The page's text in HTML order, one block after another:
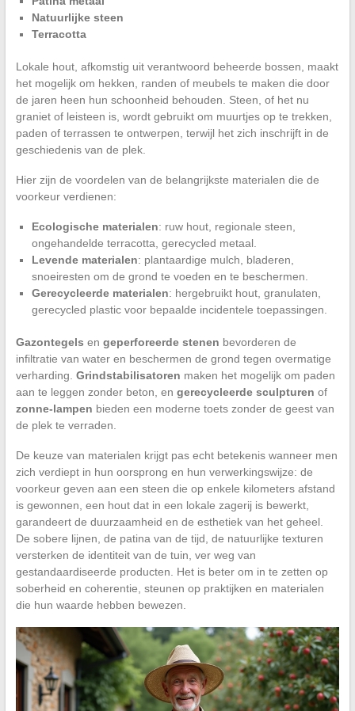
Natuurlijke steen
Terracotta
Lokale hout, afkomstig uit verantwoord beheerde bossen, maakt
het mogelijk om hekken, randen of meubels te maken die door
de jaren heen hun schoonheid behouden. Steen, of het nu
graniet of leisteen is, wordt gebruikt om muurtjes op te trekken,
paden of terrassen te ontwerpen, terwijl het zich inschrijft in de
geschiedenis van de plek.
Hier zijn de voordelen van de belangrijkste materialen die de
voorkeur verdienen:
Ecologische materialen: ruw hout, regionale steen,
ongehandelde terracotta, gerecycled metaal.
Levende materialen: plantaardige mulch, bladeren,
snoeiresten om de grond te voeden en te beschermen.
Gerecycleerde materialen: hergebruikt hout, granulaten,
gerecycled plastic voor bepaalde incidentele toepassingen.
Gazontegels en geperforeerde stenen bevorderen de
infiltratie van water en beschermen de grond tegen overmatige
verharding. Grindstabilisatoren maken het mogelijk om paden
aan te leggen zonder beton, en gerecycleerde sculpturen of
zonne-lampen bieden een moderne toets zonder de geest van
de plek te verraden.
De keuze van materialen krijgt pas echt betekenis wanneer men
zich verdiept in hun oorsprong en hun verwerkingswijze: de
voorkeur geven aan een steen die op enkele kilometers afstand
is gewonnen, een hout dat in een lokale zagerij is bewerkt,
garandeert de duurzaamheid en de esthetiek van het geheel.
De sobere lijnen, de patina van de tijd, de natuurlijke texturen
versterken de identiteit van de tuin, ver weg van
gestandaardiseerde producten. Het is beter om in te zetten op
soberheid en coherentie, steunen op praktijken en materialen
die hun waarde hebben bewezen.